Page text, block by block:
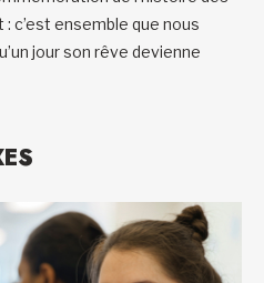
c’est ensemble que nous
jour son rêve devienne